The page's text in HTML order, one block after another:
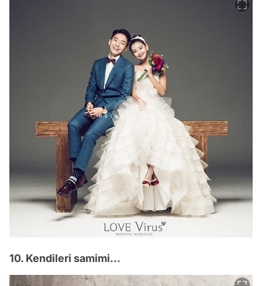
10. Kendileri samimi...